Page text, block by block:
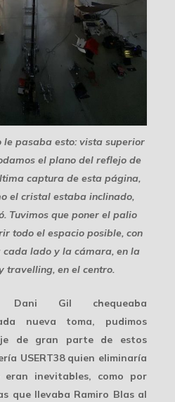
le pasaba esto: vista superior
el plano del reflejo de
captura de esta página,
el cristal estaba inclinado,
Tuvimos que poner el palio
todo el espacio posible, con
lado y la cámara, en la
travelling, en el centro.
Dani Gil chequeaba
nueva toma, pudimos
de gran parte de estos
USERT38 quien eliminaría
inevitables, como por
que llevaba Ramiro Blas al